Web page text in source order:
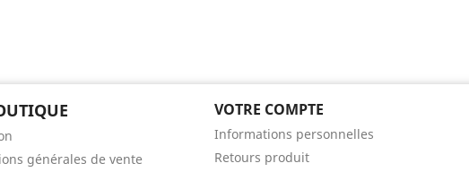
générales de vente
VOTRE COMPTE
Informations personnelles
Retours produit